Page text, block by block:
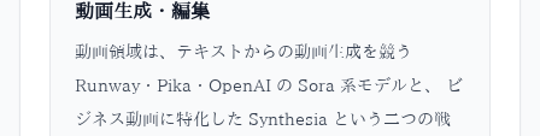
動画生成・編集
動画領域は、テキストからの動画生成を競う
Runway・Pika・OpenAI の Sora 系モデルと、 ビ
ジネス動画に特化した Synthesia という二つの戦